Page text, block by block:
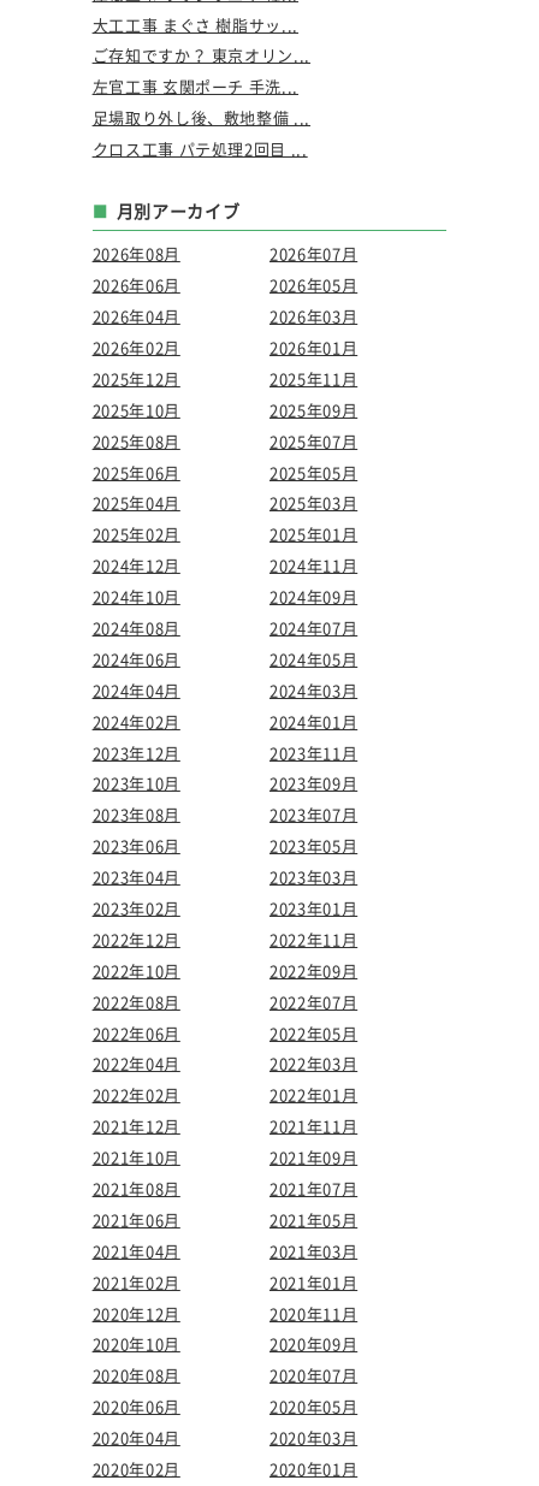
大工工事 まぐさ 樹脂サッ...
ご存知ですか？ 東京オリン...
左官工事 玄関ポーチ 手洗...
足場取り外し後、敷地整備 ...
クロス工事 パテ処理2回目 ...
月別アーカイブ
2026年08月
2026年07月
2026年06月
2026年05月
2026年04月
2026年03月
2026年02月
2026年01月
2025年12月
2025年11月
2025年10月
2025年09月
2025年08月
2025年07月
2025年06月
2025年05月
2025年04月
2025年03月
2025年02月
2025年01月
2024年12月
2024年11月
2024年10月
2024年09月
2024年08月
2024年07月
2024年06月
2024年05月
2024年04月
2024年03月
2024年02月
2024年01月
2023年12月
2023年11月
2023年10月
2023年09月
2023年08月
2023年07月
2023年06月
2023年05月
2023年04月
2023年03月
2023年02月
2023年01月
2022年12月
2022年11月
2022年10月
2022年09月
2022年08月
2022年07月
2022年06月
2022年05月
2022年04月
2022年03月
2022年02月
2022年01月
2021年12月
2021年11月
2021年10月
2021年09月
2021年08月
2021年07月
2021年06月
2021年05月
2021年04月
2021年03月
2021年02月
2021年01月
2020年12月
2020年11月
2020年10月
2020年09月
2020年08月
2020年07月
2020年06月
2020年05月
2020年04月
2020年03月
2020年02月
2020年01月